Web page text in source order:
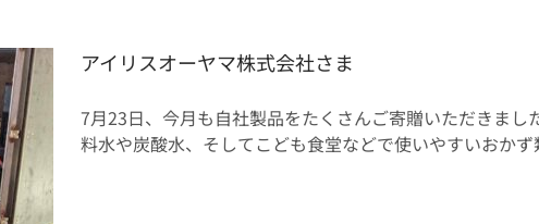
アイリスオーヤマ株式会社さま
7月23日、今月も自社製品をたくさんご寄贈いただきまし
料水や炭酸水、そしてこども食堂などで使いやすいおか